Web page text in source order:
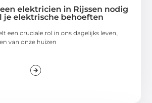
elektricien in Rijssen nodig
je elektrische behoeften
een cruciale rol in ons dagelijks leven,
van onze huizen